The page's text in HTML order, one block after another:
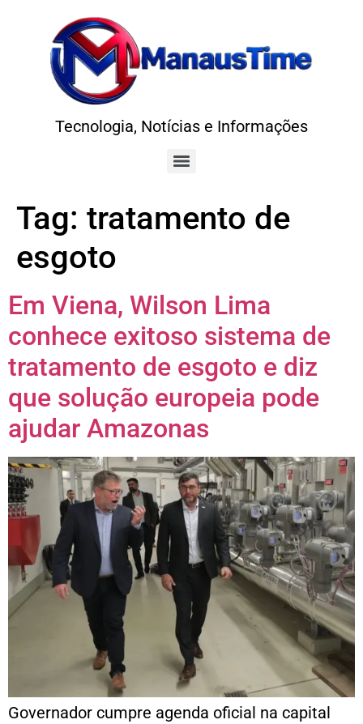
Tecnologia, Notícias e Informações
Tag: tratamento de
esgoto
Em Viena, Wilson Lima
conhece exitoso sistema de
tratamento de esgoto e diz
que solução europeia pode
ajudar Amazonas
Governador cumpre agenda oficial na capital